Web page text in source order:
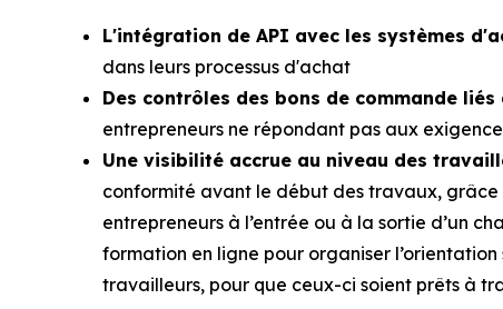
L'intégration de API avec les systèmes
dans leurs processus d'achat
Des contrôles des bons de commande
entrepreneurs ne répondant pas aux
Une visibilité accrue au niveau des
conformité avant le début des travaux,
entrepreneurs à l’entrée ou à la sortie d’un
formation en ligne pour organiser
travailleurs, pour que ceux-ci soient prêts à